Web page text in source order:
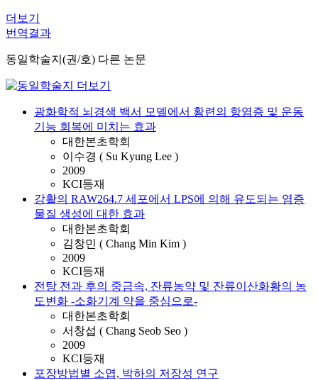
더보기
번역결과
동일학술지(권/호) 다른 논문
광화학적 뇌경색 백서 모델에서 황련의 항염증 및 운동
기능 회복에 미치는 효과
대한본초학회
이수경 ( Su Kyung Lee )
2009
KCI등재
강활의 RAW264.7 세포에서 LPS에 의해 유도되는 염증
물질 생성에 대한 효과
대한본초학회
김창민 ( Chang Min Kim )
2009
KCI등재
전탕 전과 후의 중금속, 잔류농약 및 잔류이산화황의 농
도변화 -소화기계 약을 중심으로-
대한본초학회
서창섭 ( Chang Seob Seo )
2009
KCI등재
포장방법별 소엽, 박하의 저장성 연구